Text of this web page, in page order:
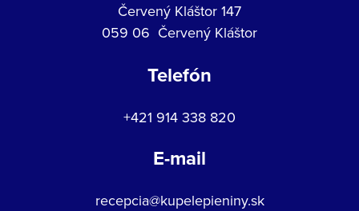
Červený Kláštor 147
059 06 Červený Kláštor
Telefón
+421 914 338 820
E-mail
recepcia@kupelepieniny.sk